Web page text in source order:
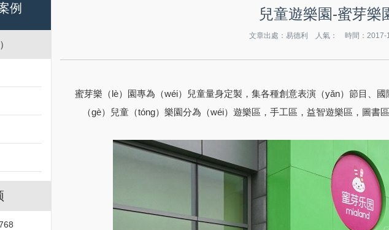
例 兒童遊樂園-蜜芽樂
文章出處：易德利 人氣： 時間：2017-
蜜芽樂（lè）園專為（wéi）兒童量身定製，集各種創意表演（yǎn）節目、
（gè）兒童（tóng）樂園分為（wéi）遊樂區，手工區，益智遊樂區，圖書